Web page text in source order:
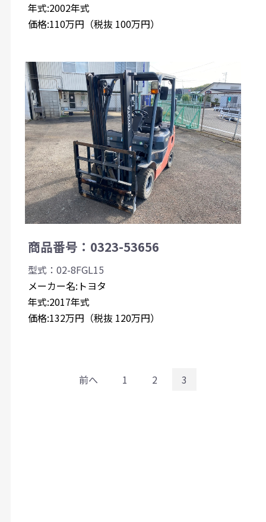
年式:2002年式
価格:110万円（税抜 100万円）
商品番号：0323-53656
型式：02-8FGL15
メーカー名:トヨタ
年式:2017年式
価格:132万円（税抜 120万円）
前へ 1 2 3